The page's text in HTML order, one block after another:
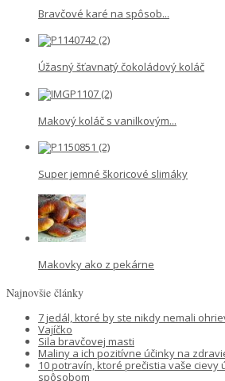
Bravčové karé na spôsob...
Úžasný šťavnatý čokoládový koláč
Makový koláč s vanilkovým...
Super jemné škoricové slimáky
Makovky ako z pekárne
Najnovšie články
7 jedál, ktoré by ste nikdy nemali
Vajíčko
Sila bravčovej masti
Maliny a ich pozitívne účinky na
10 potravín, ktoré prečistia vaše cievy
spôsobom